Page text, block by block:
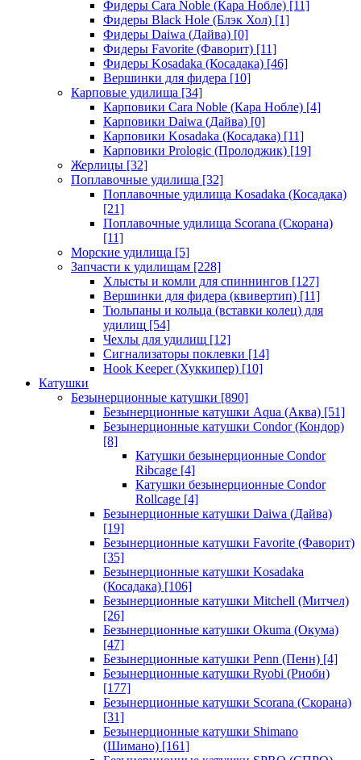
Фидеры Cara Noble (Кара Нобле) [11]
Фидеры Black Hole (Блэк Хол) [1]
Фидеры Daiwa (Дайва) [0]
Фидеры Favorite (Фаворит) [11]
Фидеры Kosadaka (Косадака) [46]
Вершинки для фидера [10]
Карповые удилища [34]
Карповики Cara Noble (Кара Нобле) [4]
Карповики Daiwa (Дайва) [0]
Карповики Kosadaka (Косадака) [11]
Карповики Prologic (Пролоджик) [19]
Жерлицы [32]
Поплавочные удилища [32]
Поплавочные удилища Kosadaka (Косадака)
[21]
Поплавочные удилища Scorana (Скорана)
[11]
Морские удилища [5]
Запчасти к удилищам [228]
Хлысты и комли для спиннингов [127]
Вершинки для фидера (квивертип) [11]
Тюльпаны и кольца (вставки колец) для
удилищ [54]
Чехлы для удилищ [12]
Сигнализаторы поклевки [14]
Hook Keeper (Хуккипер) [10]
Катушки
Безынерционные катушки [890]
Безынерционные катушки Aqua (Аква) [51]
Безынерционные катушки Condor (Кондор)
[8]
Катушки безынерционные Condor
Ribcage [4]
Катушки безынерционные Condor
Rollcage [4]
Безынерционные катушки Daiwa (Дайва)
[19]
Безынерционные катушки Favorite (Фаворит)
[35]
Безынерционные катушки Kosadaka
(Косадака) [106]
Безынерционные катушки Mitchell (Митчел)
[26]
Безынерционные катушки Okuma (Окума)
[47]
Безынерционные катушки Penn (Пенн) [4]
Безынерционные катушки Ryobi (Риоби)
[177]
Безынерционные катушки Scorana (Скорана)
[31]
Безынерционные катушки Shimano
(Шимано) [161]